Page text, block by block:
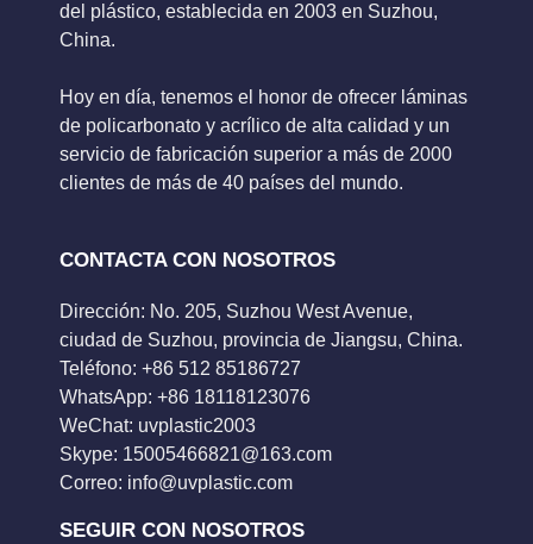
del plástico, establecida en 2003 en Suzhou,
China.
Hoy en día, tenemos el honor de ofrecer láminas
de policarbonato y acrílico de alta calidad y un
servicio de fabricación superior a más de 2000
clientes de más de 40 países del mundo.
CONTACTA CON NOSOTROS
Dirección: No. 205, Suzhou West Avenue,
ciudad de Suzhou, provincia de Jiangsu, China.
Teléfono: +86 512 85186727
WhatsApp: +86 18118123076
WeChat: uvplastic2003
Skype: 15005466821@163.com
Correo: info@uvplastic.com
SEGUIR CON NOSOTROS